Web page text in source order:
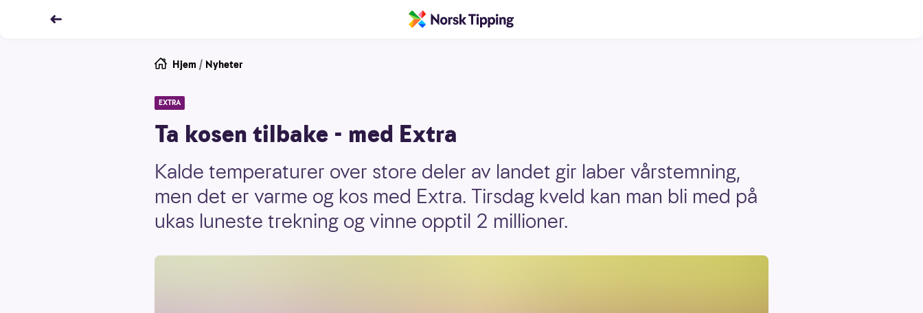
Hjem / Nyheter
EXTRA
Ta kosen tilbake - med Extra
Kalde temperaturer over store deler av landet gir laber vårstemning,
men det er varme og kos med Extra. Tirsdag kveld kan man bli med på
ukas luneste trekning og vinne opptil 2 millioner.